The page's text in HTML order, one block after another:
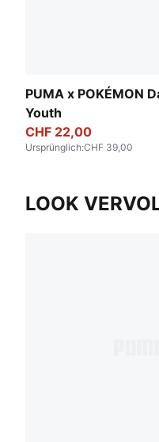
PUMA x POKÉMON
Youth
CHF 22,00
Ursprünglich:CHF 39,00
LOOK